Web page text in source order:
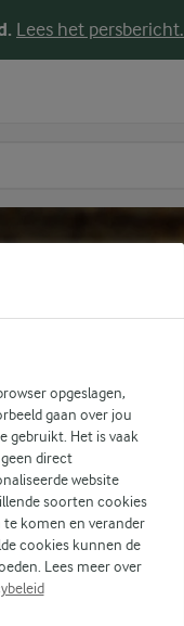
Lees het persbericht.
opgeslagen,
gaan over jou
gebruikt. Het is vaak
direct
website
soorten cookies
komen en verander
cookies kunnen de
Lees meer over